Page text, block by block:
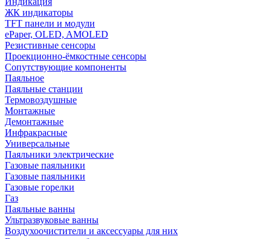
ЖК индикаторы
TFT панели и модули
ePaper, OLED, AMOLED
Резистивные сенсоры
Проекционно-ёмкостные сенсоры
Сопутствующие компоненты
Паяльное
Паяльные станции
Термовоздушные
Монтажные
Демонтажные
Инфракрасные
Универсальные
Паяльники электрические
Газовые паяльники
Газовые паяльники
Газовые горелки
Газ
Паяльные ванны
Ультразвуковые ванны
Воздухоочистители и аксессуары для них